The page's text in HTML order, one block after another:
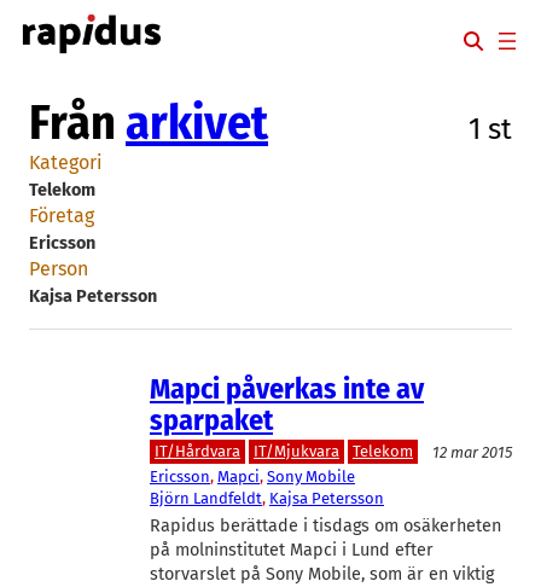
Hoppa
till
Från arkivet 1 st
Kategori
Telekom
Företag
Ericsson
Person
Kajsa Petersson
Mapci påverkas inte av
sparpaket
IT/Hårdvara IT/Mjukvara Telekom
12 mar 2015
Ericsson, Mapci, Sony Mobile
Björn Landfeldt, Kajsa Petersson
Rapidus berättade i tisdags om osäkerheten
på molninstitutet Mapci i Lund efter
storvarslet på Sony Mobile, som är en viktig